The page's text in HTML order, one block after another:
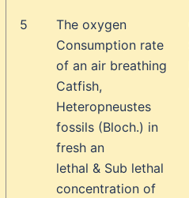
5
The oxygen
Consumption rate
of an air breathing
Catfish,
Heteropneustes
fossils (Bloch.) in
fresh an
lethal & Sub lethal
concentration of